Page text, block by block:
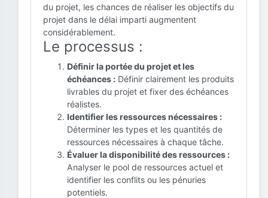
du projet, les chances de réaliser les objectifs du
projet dans le délai imparti augmentent
considérablement.
Le processus :
Définir la portée du projet et les
échéances : Définir clairement les produits
livrables du projet et fixer des échéances
réalistes.
Identifier les ressources nécessaires :
Déterminer les types et les quantités de
ressources nécessaires à chaque tâche.
Évaluer la disponibilité des ressources :
Analyser le pool de ressources actuel et
identifier les conflits ou les pénuries
potentiels.